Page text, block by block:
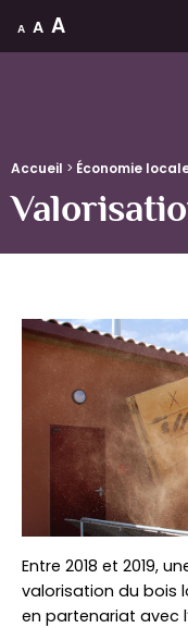
A A A
Accueil > Économie
Entre 2018 et 2019,
valorisation du bois
en partenariat avec